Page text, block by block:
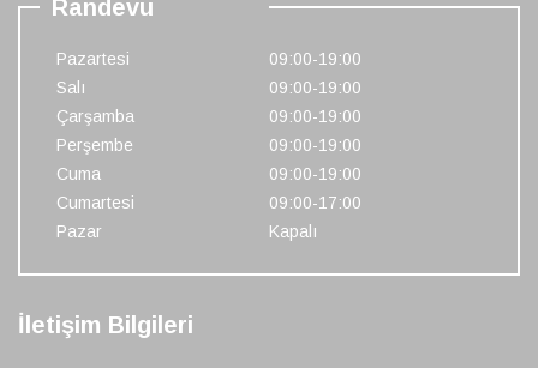
Randevu
Pazartesi
09:00-19:00
Salı
09:00-19:00
Çarşamba
09:00-19:00
Perşembe
09:00-19:00
Cuma
09:00-19:00
Cumartesi
09:00-17:00
Pazar
Kapalı
İletişim Bilgileri